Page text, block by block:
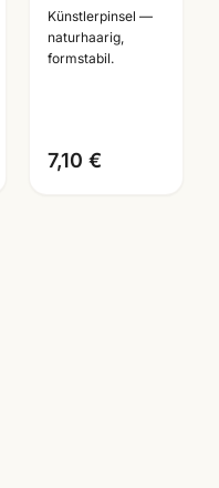
· Serie
5598/5898/498
·
Künstlerpinsel —
naturhaarig,
formstabil.
7,10 €